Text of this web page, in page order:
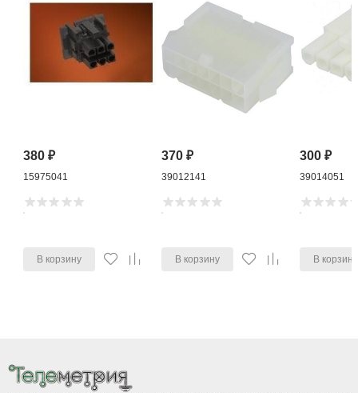
380₽
15975041
В корзину
370₽
39012141
В корзину
300₽
39014051
В корзину